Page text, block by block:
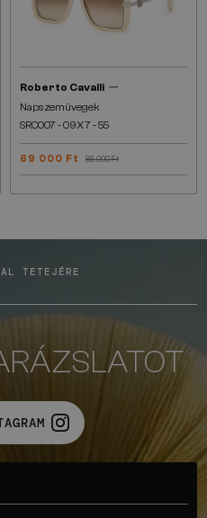
Roberto Cavalli —
Napszemüvegek
SRC007 - 09X7 - 55
69 000 Ft 86 000 Ft
TETEJÉRE